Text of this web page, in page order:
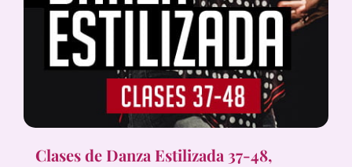
Clases de Danza Estilizada 37-48,